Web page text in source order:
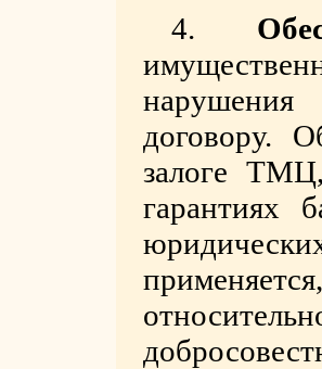
нарушения
договору.
залоге
гарантиях